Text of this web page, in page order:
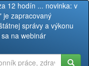
12 hodín ... novinka: v
je zapracovaný
správy a výkonu
na webinár